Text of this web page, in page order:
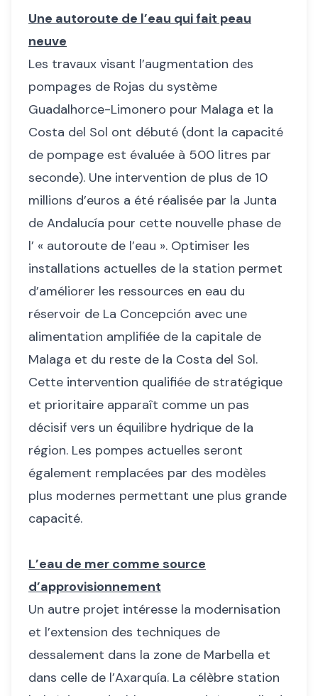
Une autoroute de l’eau qui fait peau
neuve
Les travaux visant l’augmentation des
pompages de Rojas du système
Guadalhorce-Limonero pour Malaga et la
Costa del Sol ont débuté (dont la capacité
de pompage est évaluée à 500 litres par
seconde). Une intervention de plus de 10
millions d’euros a été réalisée par la Junta
de Andalucía pour cette nouvelle phase de
l’ « autoroute de l’eau ». Optimiser les
installations actuelles de la station permet
d’améliorer les ressources en eau du
réservoir de La Concepción avec une
alimentation amplifiée de la capitale de
Malaga et du reste de la Costa del Sol.
Cette intervention qualifiée de stratégique
et prioritaire apparaît comme un pas
décisif vers un équilibre hydrique de la
région. Les pompes actuelles seront
également remplacées par des modèles
plus modernes permettant une plus grande
capacité.
L’eau de mer comme source
d’approvisionnement
Un autre projet intéresse la modernisation
et l’extension des techniques de
dessalement dans la zone de Marbella et
dans celle de l’Axarquía. La célèbre station